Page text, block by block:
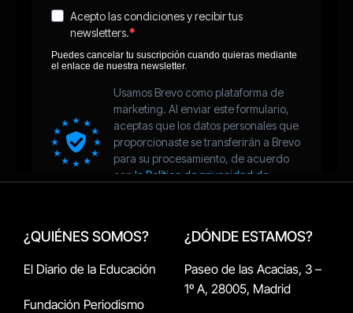
¿QUIÉNES SOMOS?
El Diario de la Educación
Fundación Periodismo
¿DÓNDE ESTAMOS?
Paseo de las Acacias, 3 –
1º A, 28005, Madrid